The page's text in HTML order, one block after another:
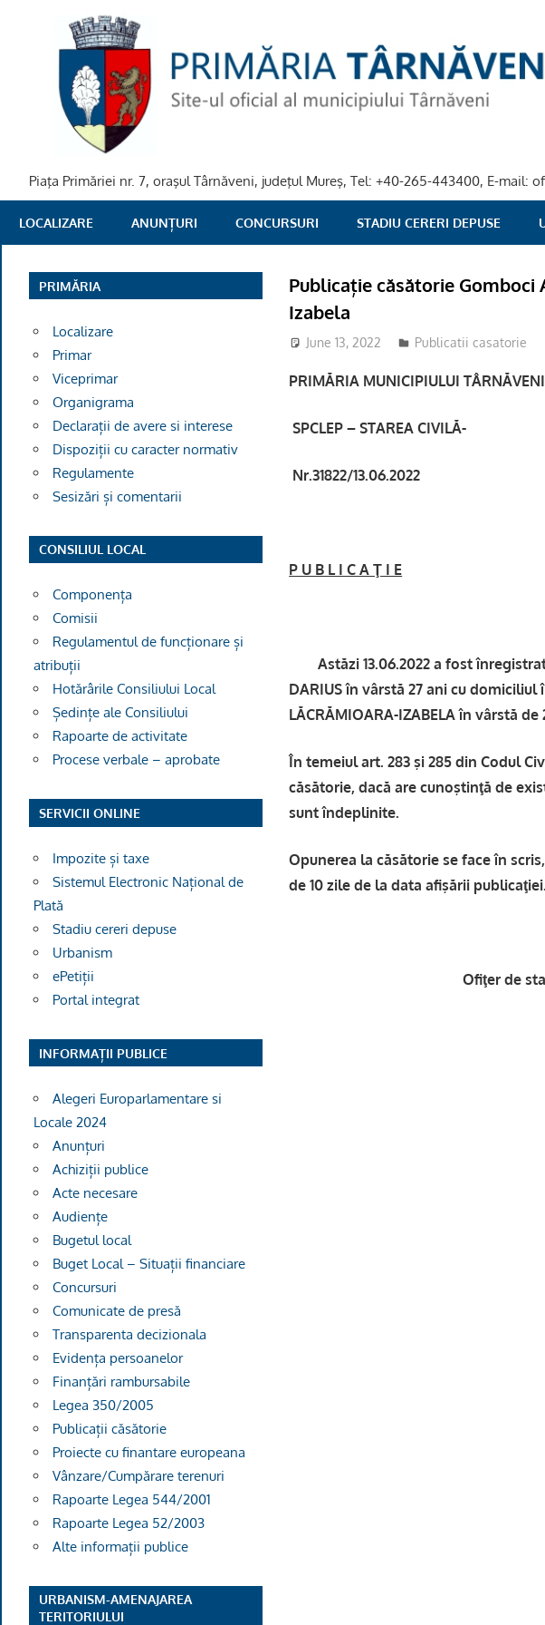
PRIMARIA
TARNAVENI
Piaţa Primăriei nr. 7, oraşul Târnăveni, judeţul Mureş, Tel: +40-265-443400, E-mail:
LOCALIZARE ANUNȚURI CONCURSURI STADIU CERERI DEPUSE
Publicație căsătorie Gomboci
Izabela
June 13, 2022 stciv
Publicatii casatorie
PRIMĂRIA MUNICIPIULUI TÂRNĂVENI
SPCLEP – STAREA CIVILĂ-
Nr.31822/13.06.2022
P U B L I C A Ţ I E
Astăzi 13.06.2022 a fost
DARIUS în vârstă 27 ani cu domiciliul
LĂCRĂMIOARA-IZABELA în vârstă
În temeiul art. 283 şi 285 din Codul
căsătorie, dacă are cunoştinţă de
sunt îndeplinite.
Opunerea la căsătorie se face în
de 10 zile de la data afişării publicaţiei.
Ofiţer de stare
PRIMĂRIA
Localizare
Primar
Viceprimar
Organigrama
Declarații de avere si interese
Dispoziții cu caracter normativ
Regulamente
Sesizări și comentarii
CONSILIUL LOCAL
Componența
Comisii
Regulamentul de funcționare și
atribuții
Hotărârile Consiliului Local
Ședințe ale Consiliului
Rapoarte de activitate
Procese verbale – aprobate
SERVICII ONLINE
Impozite și taxe
Sistemul Electronic Național de
Plată
Stadiu cereri depuse
Urbanism
ePetiții
Portal integrat
INFORMAȚII PUBLICE
Alegeri Europarlamentare si
Locale 2024
Anunțuri
Achiziții publice
Acte necesare
Audiențe
Bugetul local
Buget Local – Situații financiare
Concursuri
Comunicate de presă
Transparenta decizionala
Evidența persoanelor
Finanțări rambursabile
Legea 350/2005
Publicații căsătorie
Proiecte cu finantare europeana
Vânzare/Cumpărare terenuri
Rapoarte Legea 544/2001
Rapoarte Legea 52/2003
Alte informații publice
URBANISM-AMENAJAREA
TERITORIULUI